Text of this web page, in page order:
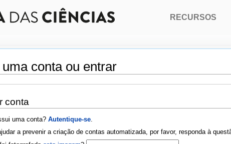
conta ou entrar
,pesquisa
conta
uma conta? Autentique-se.
a prevenir a criação de contas automatizada, por favor, responda à
RECURSOS